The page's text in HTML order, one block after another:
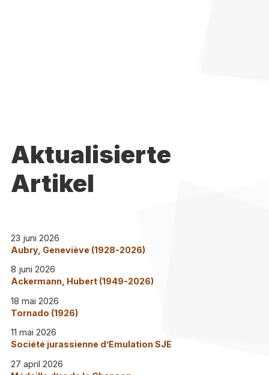
Aktualisierte
Artikel
23 juni 2026
Aubry, Geneviève (1928-2026)
8 juni 2026
Ackermann, Hubert (1949-2026)
18 mai 2026
Tornado (1926)
11 mai 2026
Société jurassienne d’Emulation SJE
27 april 2026